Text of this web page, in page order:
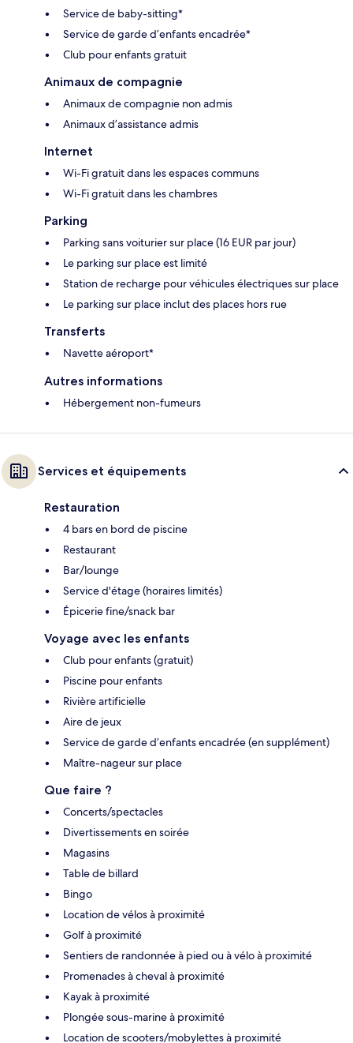
Service de baby-sitting*
Service de garde d’enfants encadrée*
Club pour enfants gratuit
Animaux de compagnie
Animaux de compagnie non admis
Animaux d’assistance admis
Internet
Wi-Fi gratuit dans les espaces communs
Wi-Fi gratuit dans les chambres
Parking
Parking sans voiturier sur place (16 EUR par jour)
Le parking sur place est limité
Station de recharge pour véhicules électriques sur place
Le parking sur place inclut des places hors rue
Transferts
Navette aéroport*
Autres informations
Hébergement non-fumeurs
Services et équipements
Restauration
4 bars en bord de piscine
Restaurant
Bar/lounge
Service d'étage (horaires limités)
Épicerie fine/snack bar
Voyage avec les enfants
Club pour enfants (gratuit)
Piscine pour enfants
Rivière artificielle
Aire de jeux
Service de garde d’enfants encadrée (en supplément)
Maître-nageur sur place
Que faire ?
Concerts/spectacles
Divertissements en soirée
Magasins
Table de billard
Bingo
Location de vélos à proximité
Golf à proximité
Sentiers de randonnée à pied ou à vélo à proximité
Promenades à cheval à proximité
Kayak à proximité
Plongée sous-marine à proximité
Location de scooters/mobylettes à proximité